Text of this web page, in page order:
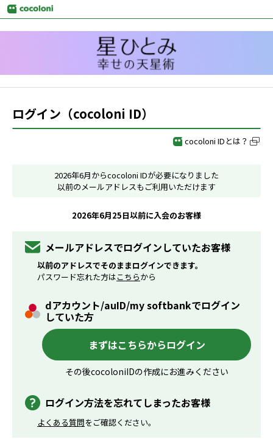
ログイン（cocoloni ID）
cocoloni IDとは？
2026年6月からcocoloni IDが必要になりました
以前のメールアドレスもご利用いただけます
2026年6月25日以前に入会のお客様
メールアドレスでログインしていたお客様
以前のアドレスでそのままログインできます。
パスワード忘れた方はこちらから
dアカウント/auID/my softbankでログイン
していた方
まずはこちらからログイン
その後cocoloniIDの作成にお進みください
ログイン方法を忘れてしまったお客様
よくある質問をご確認ください。